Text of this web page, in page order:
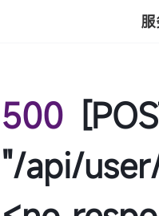
500
"/api/